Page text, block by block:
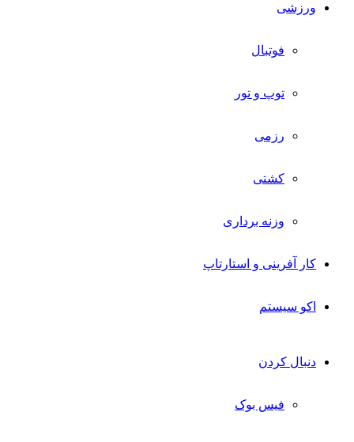
ورزشی
فوتبال
توپ و تور
رزمی
کشتی
وزنه برداری
کار آفرینی و استارتاپ
اکو سیستم
دنبال کردن
فیس بوک